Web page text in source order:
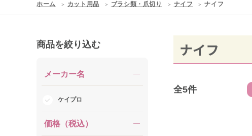
ホーム カット用品 ブラシ類・爪切り ナイフ ナイフ
商品を絞り込む
メーカー名
ケイプロ
価格（税込）
ナイフ
全5件